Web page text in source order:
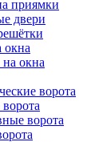
приямки
двери
окна
окна
ворота
ворота